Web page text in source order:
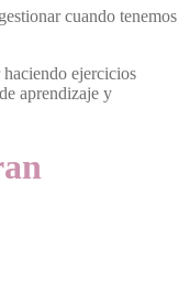
cuando tenemos
ejercicios
aprendizaje y